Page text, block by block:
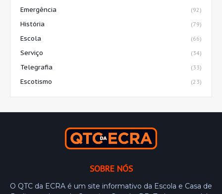
Emergência (92)
História (79)
Escola (66)
Serviço (34)
Telegrafia (33)
Escotismo (23)
SOBRE NÓS
O QTC da ECRA é um site informativo da Escola e Casa de